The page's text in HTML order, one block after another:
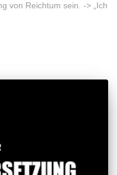
von Reichtum sein. -> „Ich